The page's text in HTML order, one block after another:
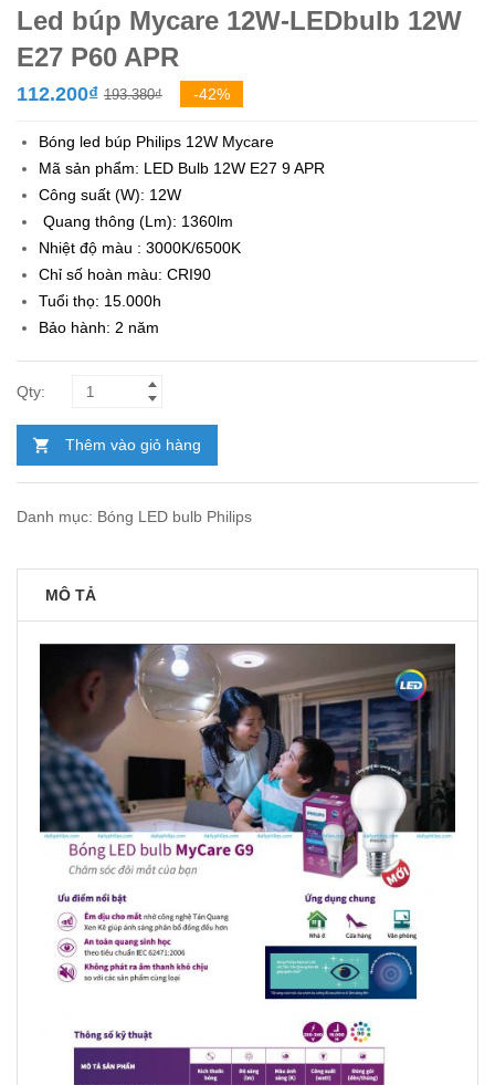
Led búp Mycare 12W-LEDbulb 12W
E27 P60 APR
193.380₫Giá
là:
193.380₫.
112.200₫
Giá
tại
là:
112.200₫.
-42%
Bóng led búp Philips 12W Mycare
Mã sản phẩm: LED Bulb 12W E27 9 APR
Công suất (W): 12W
Quang thông (Lm): 1360lm
Nhiệt độ màu : 3000K/6500K
Chỉ số hoàn màu: CRI90
Tuổi thọ: 15.000h
Bảo hành: 2 năm
Thêm vào giỏ hàng
Danh mục: Bóng LED bulb Philips
MÔ TẢ